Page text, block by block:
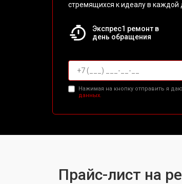
стремящихся к идеалу в каждой
Экспрес1 ремонт в
день обращения
Нажимая на кнопку отправить я
данных.
Прайс-лист на